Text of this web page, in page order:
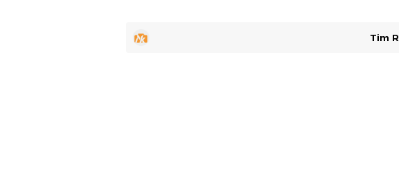
Tim